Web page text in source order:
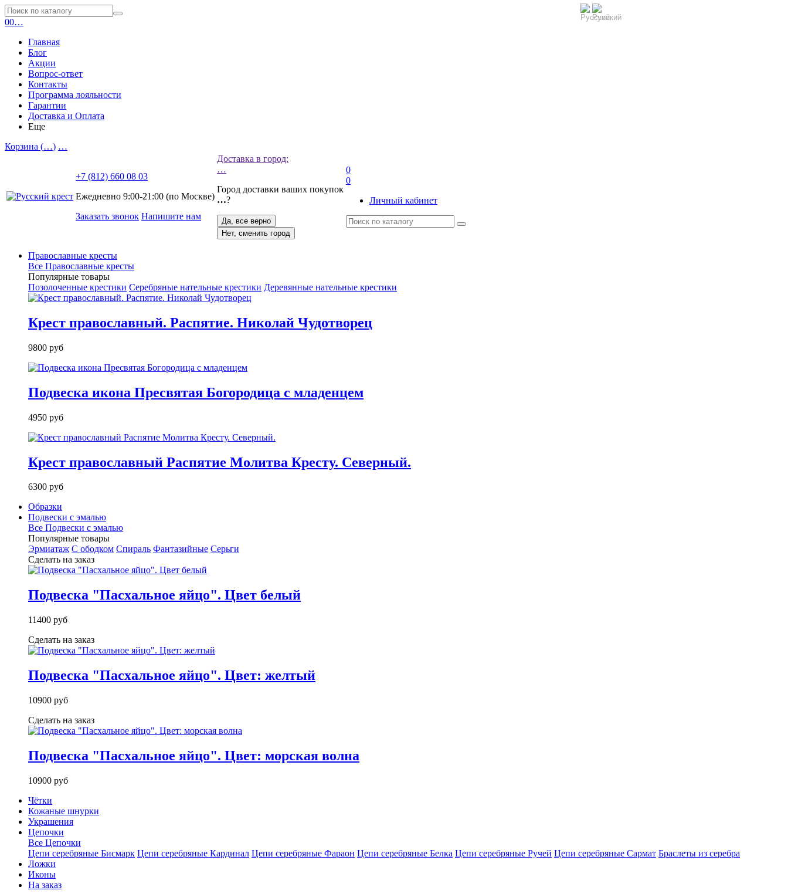
00…
Главная
Блог
Акции
Вопрос-ответ
Контакты
Программа лояльности
Гарантии
Доставка и Оплата
Еще
Корзина (…) …
+7 (812) 660 08 03
Ежедневно 9:00-21:00 (по Москве)
Заказать звонок Напишите нам
Доставка в город:
…
Город доставки ваших покупок
…?
Да, все верно
Нет, сменить город
0
0
Личный кабинет
Православные кресты
Все Православные кресты
Популярные товары
Позолоченные крестики Серебряные нательные крестики Деревянные нательные крестики
Крест православный. Распятие. Николай Чудотворец
9800 руб
Подвеска икона Пресвятая Богородица с младенцем
4950 руб
Крест православный Распятие Молитва Кресту. Северный.
6300 руб
Образки
Подвески с эмалью
Все Подвески с эмалью
Популярные товары
Эрмиатаж С ободком Спираль Фантазийные Серьги
Сделать на заказ
Подвеска "Пасхальное яйцо". Цвет белый
11400 руб
Сделать на заказ
Подвеска "Пасхальное яйцо". Цвет: желтый
10900 руб
Сделать на заказ
Подвеска "Пасхальное яйцо". Цвет: морская волна
10900 руб
Чётки
Кожаные шнурки
Украшения
Цепочки
Все Цепочки
Цепи серебряные Бисмарк Цепи серебряные Кардинал Цепи серебряные Фараон Цепи серебряные Белка Цепи серебряные Ручей Цепи серебряные Сармат Браслеты из серебра
Ложки
Иконы
На заказ